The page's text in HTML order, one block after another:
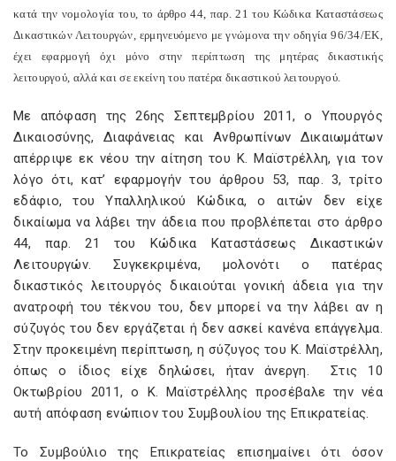
κατά την νομολογία του, το άρθρο 44, παρ. 21 του Κώδικα Καταστάσεως
Δικαστικών Λειτουργών, ερμηνευόμενο με γνώμονα την οδηγία 96/34/ΕΚ,
έχει εφαρμογή όχι μόνο στην περίπτωση της μητέρας δικαστικής
λειτουργού, αλλά και σε εκείνη του πατέρα δικαστικού λειτουργού.
Με απόφαση της 26ης Σεπτεμβρίου 2011, ο Υπουργός
Δικαιοσύνης, Διαφάνειας και Ανθρωπίνων Δικαιωμάτων
απέρριψε εκ νέου την αίτηση του Κ. Μαϊστρέλλη, για τον
λόγο ότι, κατ’ εφαρμογήν του άρθρου 53, παρ. 3, τρίτο
εδάφιο, του Υπαλληλικού Κώδικα, ο αιτών δεν είχε
δικαίωμα να λάβει την άδεια που προβλέπεται στο άρθρο
44, παρ. 21 του Κώδικα Καταστάσεως Δικαστικών
Λειτουργών. Συγκεκριμένα, μολονότι ο πατέρας
δικαστικός λειτουργός δικαιούται γονική άδεια για την
ανατροφή του τέκνου του, δεν μπορεί να την λάβει αν η
σύζυγός του δεν εργάζεται ή δεν ασκεί κανένα επάγγελμα.
Στην προκειμένη περίπτωση, η σύζυγος του Κ. Μαϊστρέλλη,
όπως ο ίδιος είχε δηλώσει, ήταν άνεργη. Στις 10
Οκτωβρίου 2011, ο Κ. Μαϊστρέλλης προσέβαλε την νέα
αυτή απόφαση ενώπιον του Συμβουλίου της Επικρατείας.
Το Συμβούλιο της Επικρατείας επισημαίνει ότι όσον